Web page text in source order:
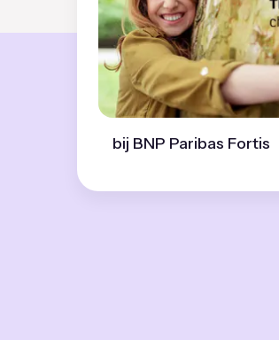
bij BNP Paribas Fortis